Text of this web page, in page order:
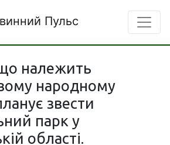
Пульс
належить
народному
звести
парк у
області.